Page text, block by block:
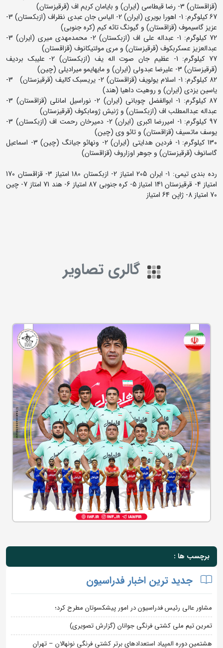
(قزاقستان) 3- رضا قیطاسی (ایران) و بایامان کریم اف (قرقیزستان)
67 کیلوگرم: 1- اهورا بویری (ایران) 2- الیاس جان عبدی نظراف (ازبکستان) 3-
عزیز گاسیموف (قزاقستان) و گیونگ تائه کیم (کره جنوبی)
72 کیلوگرم: 1- عبداله علی اف (ازبکستان) 2- محمدمهدی میری (ایران) 3-
عبدالعزیز عسکربکوف (قرقیزستان) و مری مولتیکانوف (قزاقستان)
77 کیلوگرم: 1- عظیم جان صوت اله یف (ازبکستان) 2- علیبک بردیف
(قرقیزستان) 3- علیرضا عبدولی (ایران) و مایهایمو میرادیلی (چین)
82 کیلوگرم: 1- اسلام یولویف (قزاقستان) 2- یریسبک کالیف (قرقیزستان) 3-
یاسین یزدی (ایران) و روهیت داهیا (هند)
87 کیلوگرم: 1- ابوالفضل چوبانی (ایران) 2- نوراسیل امانلی (قزاقستان) 3-
عبداله عبدالمطلب اف (ازبکستان) و ژنیش ژومابکوف (قرقیزستان)
97 کیلوگرم: 1- امیررضا اکبری (ایران) 2- دمیرخان رحمت اف (ازبکستان) 3-
یوسف ماتسیف (قزاقستان) و تائو وی (چین)
130 کیلوگرم: 1- فردین هدایتی (ایران) 2- ونهائو جیانگ (چین) 3- اسماعیل
گاسانوف (قرقیزستان) و جوهر اوزاروف (قزاقستان)
رده بندی تیمی: 1- ایران 205 امتیاز 2- ازبکستان 180 امتیاز 3- قزاقستان 170
امتیاز 4- قرقیزستان 141 امتیاز 5- کره جنوبی 87 امتیاز 6- هند 71 امتاز 7- چین
70 امتیاز 8- ژاپن 64 امتیاز
گالری تصاویر
برچسب ها :
جدید ترین اخبار فدراسیون
مشاور عالی رئیس فدراسیون در امور پیشکسوتان مطرح کرد؛
تمرین تیم ملی کشتی فرنگی جوانان (گزارش تصویری)
هشتمین دوره المپیاد استعدادهای برتر کشتی فرنگی نونهالان – تهران